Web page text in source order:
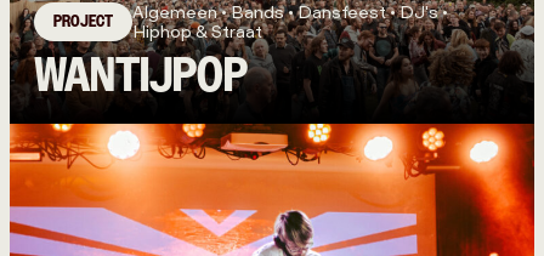
PROJECT
Algemeen • Bands • Dansfeest • DJ's •
Hiphop & Straat
WANTIJPOP